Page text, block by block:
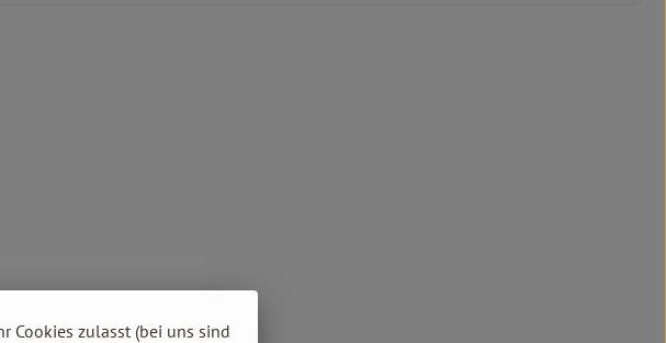
Cookies zulasst (bei uns sind